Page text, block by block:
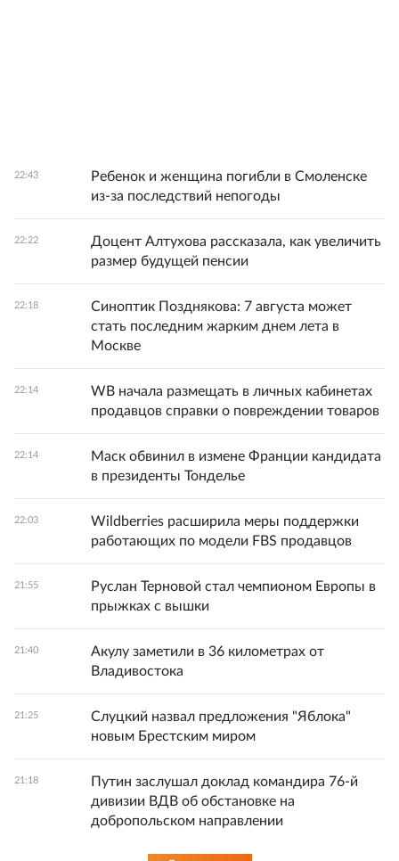
22:43
Ребенок и женщина погибли в Смоленске
из-за последствий непогоды
22:22
Доцент Алтухова рассказала, как увеличить
размер будущей пенсии
22:18
Синоптик Позднякова: 7 августа может
стать последним жарким днем лета в
Москве
22:14
WB начала размещать в личных кабинетах
продавцов справки о повреждении товаров
22:14
Маск обвинил в измене Франции кандидата
в президенты Тонделье
22:03
Wildberries расширила меры поддержки
работающих по модели FBS продавцов
21:55
Руслан Терновой стал чемпионом Европы в
прыжках с вышки
21:40
Акулу заметили в 36 километрах от
Владивостока
21:25
Слуцкий назвал предложения "Яблока"
новым Брестским миром
21:18
Путин заслушал доклад командира 76-й
дивизии ВДВ об обстановке на
добропольском направлении